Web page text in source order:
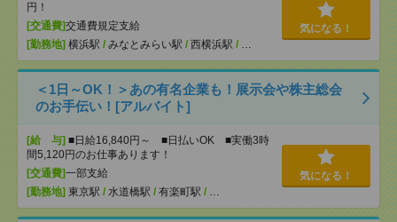
円！
[交通費]交通費規定支給
[勤務地] 横浜駅 / みなとみらい駅 / 西横浜駅 / …
気になる！
＜1日～OK！＞あの有名企業も！展示会や株主総会
のお手伝い！[アルバイト]
[給 与] ■日給16,840円～ ■日払いOK ■実働3時
間5,120円のお仕事あります！
[交通費]一部支給
[勤務地] 東京駅 / 水道橋駅 / 有楽町駅 / …
気になる！